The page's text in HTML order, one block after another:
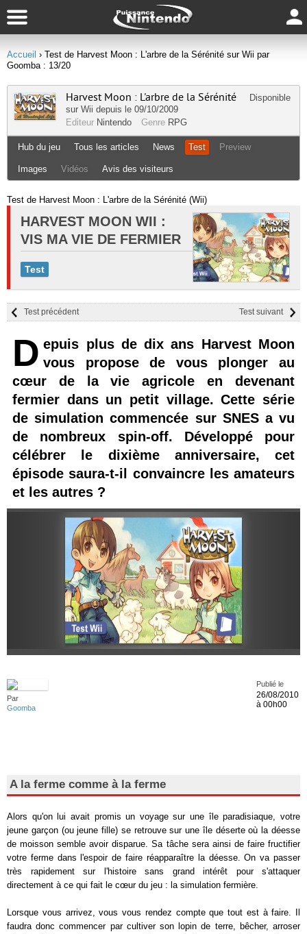
Accueil › Test de Harvest Moon : L'arbre de la Sérénité sur Wii par
Goomba : 13/20
Harvest Moon : L'arbre de la Sérénité
Disponible
sur Wii depuis le 09/10/2009
Editeur Nintendo Genre RPG
Hub du jeu Tous les articles News Test Preview
Images Vidéos Avis des visiteurs
Test de Harvest Moon : L'arbre de la Sérénité (Wii)
HARVEST MOON WII :
VIS MA VIE DE FERMIER
Test
Test suivant
Test précédent
D epuis plus de dix ans Harvest Moon
vous propose de vous plonger au
cœur de la vie agricole en devenant
fermier dans un petit village. Cette série
de simulation commencée sur SNES a vu
de nombreux spin-off. Développé pour
célébrer le dixième anniversaire, cet
épisode saura-t-il convaincre les amateurs
et les autres ?
Par
Goomba
Publié le
26/08/2010
à 00h00
A la ferme comme à la ferme
Alors qu'on lui avait promis un voyage sur une île paradisiaque, votre
jeune garçon (ou jeune fille) se retrouve sur une île déserte où la déesse
de moisson semble avoir disparue. Sa tâche sera ainsi de faire fructifier
votre ferme dans l'espoir de faire réapparaître la déesse. On va passer
très rapidement sur l'histoire sans grand intérêt pour s'attaquer
directement à ce qui fait le cœur du jeu : la simulation fermière.
Lorsque vous arrivez, vous vous rendez compte que tout est à faire. Il
faudra donc commencer par cultiver son lopin de terre, bêcher, arroser